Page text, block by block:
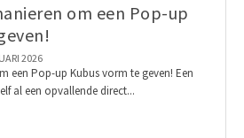
om een Pop-up
2026
een Pop-up Kubus vorm te geven! Een
al een opvallende direct...